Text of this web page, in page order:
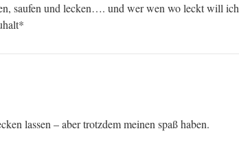
saufen und lecken…. und wer wen wo leckt will ich
lassen – aber trotzdem meinen spaß haben.